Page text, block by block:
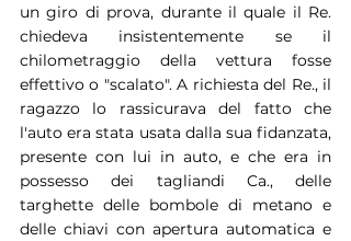
un giro di prova, durante il quale il Re.
chiedeva insistentemente se il
chilometraggio della vettura fosse
effettivo o "scalato". A richiesta del Re., il
ragazzo lo rassicurava del fatto che
l'auto era stata usata dalla sua fidanzata,
presente con lui in auto, e che era in
possesso dei tagliandi Ca., delle
targhette delle bombole di metano e
delle chiavi con apertura automatica e